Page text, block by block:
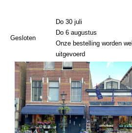
Gesloten
Do 30 juli
Do 6 augustus
Onze bestelling worden wel
uitgevoerd